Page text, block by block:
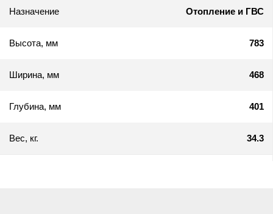
Назначение Отопление и ГВС
Высота, мм 783
Ширина, мм 468
Глубина, мм 401
Вес, кг. 34.3